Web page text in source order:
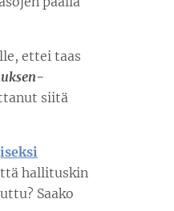
ettei taas
siitä
hallituskin
Saako